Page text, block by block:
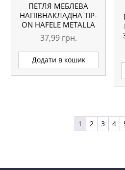
ПЕТЛЯ МЕБЛЕВА
НАПІВНАКЛАДНА TIP-
ON HAFELE METALLA
SM
37,99 грн.
Додати в кошик
1 2 3 4